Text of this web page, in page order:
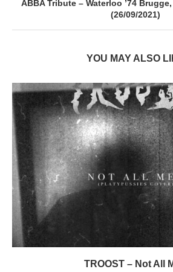
ABBA Tribute – Waterloo ’74
(26/09/2021)
YOU MAY ALSO
TROOST – Not All